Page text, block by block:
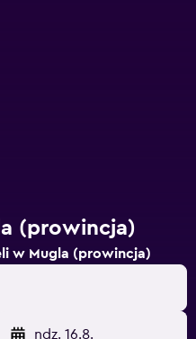
(prowincja)
w Mugla (prowincja)
ndz. 16.8.